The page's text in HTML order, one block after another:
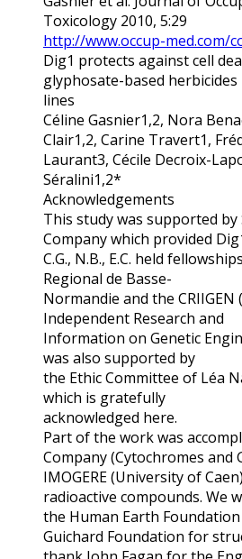
Toxicology 2010, 5:29
http://www.occup-med.com/
Dig1 protects against cell
glyphosate-based
lines
Céline Gasnier1,2, Nora
Clair1,2, Carine Travert1,
Laurant3, Cécile Decroix-
Séralini1,2*
Acknowledgements
This study was supported by
Company which provided
C.G., N.B., E.C. held
Regional de Basse-
Normandie and the
Independent Research and
Information on Genetic
was also supported by
the Ethic Committee of Léa
which is gratefully
acknowledged here.
Part of the work was
Company (Cytochromes and
IMOGERE (University of
radioactive compounds. We
the Human Earth
Guichard Foundation for